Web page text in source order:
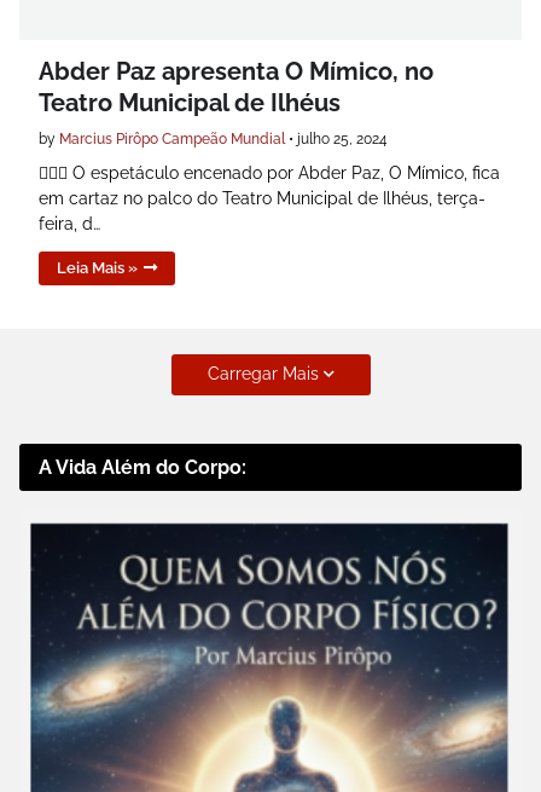
Abder Paz apresenta O Mímico, no
Teatro Municipal de Ilhéus
by Marcius Pirôpo Campeão Mundial • julho 25, 2024
🤹🏾‍♂️ O espetáculo encenado por Abder Paz, O Mímico, fica
em cartaz no palco do Teatro Municipal de Ilhéus, terça-
feira, d…
Leia Mais »
Carregar Mais
A Vida Além do Corpo: